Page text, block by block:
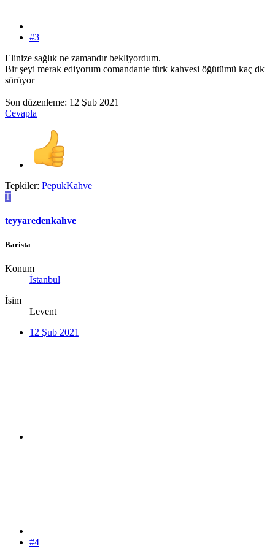
#3
Elinize sağlık ne zamandır bekliyordum.
Bir şeyi merak ediyorum comandante türk kahvesi öğütümü kaç dk
sürüyor
Son düzenleme: 12 Şub 2021
Cevapla
Tepkiler: PepukKahve
T
teyyaredenkahve
Barista
Konum
İstanbul
İsim
Levent
12 Şub 2021
#4